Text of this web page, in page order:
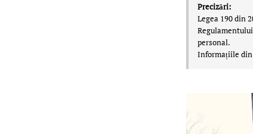
Precizări:
Legea 190 din
personal.
Informațiile din